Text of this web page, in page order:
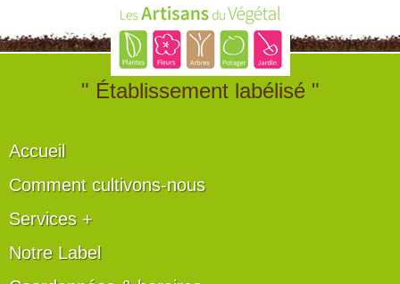
" Établissement labélisé "
Accueil
Comment cultivons-nous
Services +
Notre Label